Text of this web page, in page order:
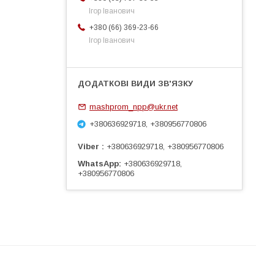
Ігор Іванович
+380 (66) 369-23-66
Ігор Іванович
mashprom_npp@ukr.net
+380636929718, +380956770806
Viber
+380636929718, +380956770806
WhatsApp +380636929718,
+380956770806